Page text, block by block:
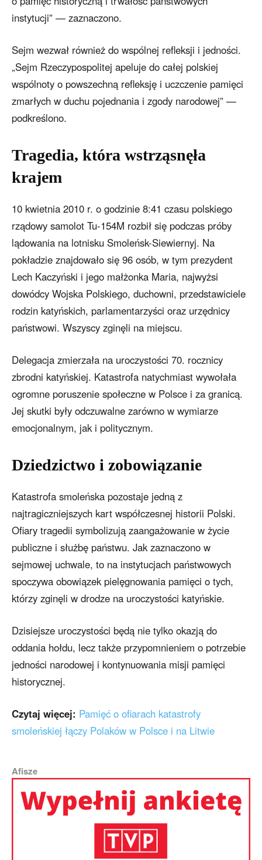
instytucji” — zaznaczono.
Sejm wezwał również do wspólnej refleksji i jedności.
„Sejm Rzeczypospolitej apeluje do całej polskiej
wspólnoty o powszechną refleksję i uczczenie pamięci
zmarłych w duchu pojednania i zgody narodowej” —
podkreślono.
Tragedia, która wstrząsnęła
krajem
10 kwietnia 2010 r. o godzinie 8:41 czasu polskiego
rządowy samolot Tu-154M rozbił się podczas próby
lądowania na lotnisku Smoleńsk-Siewiernyj. Na
pokładzie znajdowało się 96 osób, w tym prezydent
Lech Kaczyński i jego małżonka Maria, najwyżsi
dowódcy Wojska Polskiego, duchowni, przedstawiciele
rodzin katyńskich, parlamentarzyści oraz urzędnicy
państwowi. Wszyscy zginęli na miejscu.
Delegacja zmierzała na uroczystości 70. rocznicy
zbrodni katyńskiej. Katastrofa natychmiast wywołała
ogromne poruszenie społeczne w Polsce i za granicą.
Jej skutki były odczuwalne zarówno w wymiarze
emocjonalnym, jak i politycznym.
Dziedzictwo i zobowiązanie
Katastrofa smoleńska pozostaje jedną z
najtragiczniejszych kart współczesnej historii Polski.
Ofiary tragedii symbolizują zaangażowanie w życie
publiczne i służbę państwu. Jak zaznaczono w
sejmowej uchwale, to na instytucjach państwowych
spoczywa obowiązek pielęgnowania pamięci o tych,
którzy zginęli w drodze na uroczystości katyńskie.
Dzisiejsze uroczystości będą nie tylko okazją do
oddania hołdu, lecz także przypomnieniem o potrzebie
jedności narodowej i kontynuowania misji pamięci
historycznej.
Czytaj więcej: Pamięć o ofiarach katastrofy
smoleńskiej łączy Polaków w Polsce i na Litwie
Afisze